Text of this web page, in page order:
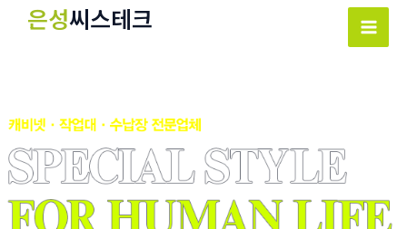
너
뛰
기
은성씨스테크
Main